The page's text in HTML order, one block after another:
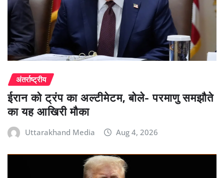
अंतर्राष्ट्रीय
ईरान को ट्रंप का अल्टीमेटम, बोले- परमाणु समझौते
का यह आखिरी मौका
Uttarakhand Media Aug 4, 2026